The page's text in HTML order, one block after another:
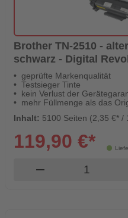
Brother TN-2510 -
schwarz - Digital
geprüfte Markenqualität
Testsieger Tinte
kein Verlust der
mehr Füllmenge als das
Inhalt: 5100 Seiten (2,35 €* /
119,90 €*
remove Produkt